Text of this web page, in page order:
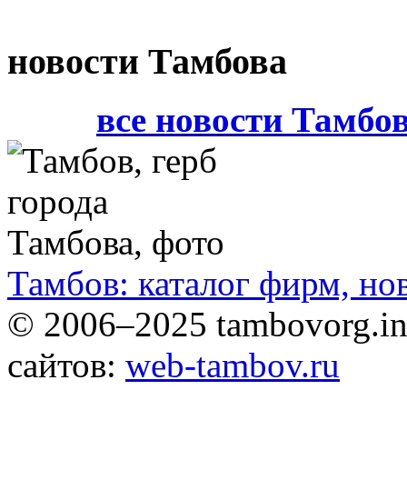
новости Тамбова
все новости
Тамбов: каталог фирм,
© 2006–2025
сайтов: web-tambov.ru